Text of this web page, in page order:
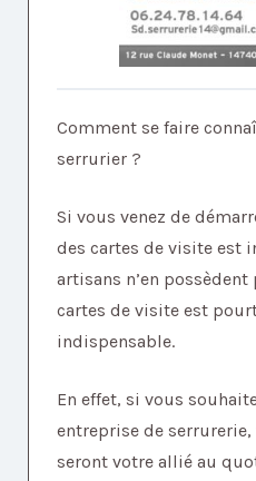
Comment se faire
serrurier ?
Si vous venez de
des cartes de visite est
artisans n’en
cartes de visite est
indispensable.
En effet, si vous
entreprise de
seront votre allié au